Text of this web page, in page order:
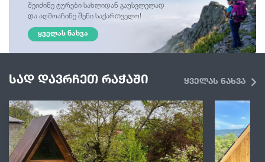
შეიძინე ტურები სახლიდან გაუსვლელად
და აღმოაჩინე შენი საქართველო!
ᲧᲕᲔᲚᲐᲡ ᲜᲐᲮᲕᲐ
სად დავრჩეთ რაჭაში ყველას ნახვა